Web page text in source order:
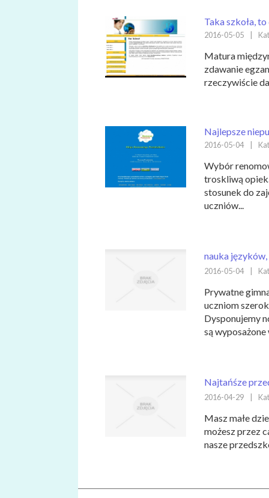
Taka szkoła,
2016-05-05
Matura
zdawanie
rzeczywiście
Najlepsze
2016-05-04
Wybór
troskliwą
stosunek do
uczniów...
nauka
2016-05-04
Prywatne
uczniom
Dysponujemy
są wyposażone
Najtańśze
2016-04-29
Masz małe
możesz przez
nasze